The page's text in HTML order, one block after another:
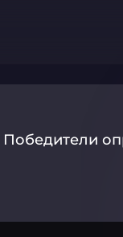
Победители